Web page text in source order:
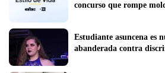
concurso que rompe
Estudiante asuncena es
abanderada contra